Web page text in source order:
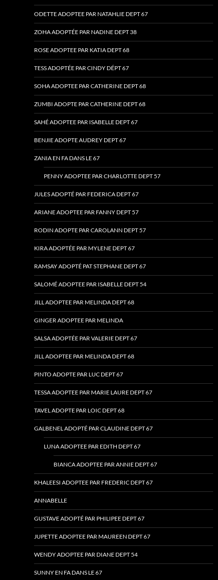
ODETTE ADOPTEE PAR NATAHLIE DEPT 67
ZOHA ADOPTÉE PAR NADINE DEPT 38
ROSE ADOPTEE PAR KATIA DEPT 68
TESS ADOPTÉE PAR CINDY DÉPT 67
SOHA ADOPTEE PAR CATHERINE DEPT 68
ZUMBI ADOPTE PAR CATHERINE DEPT 68
SAHÉ ADOPTEE PAR ISABELLE DEPT 67
BENJIE ADOPTE AUDREY DEPT 67
ZANIA EN FA DANS LE 67
PENNY ADOPTEE PAR CHARLOTTE DEPT 57
JULES ADOPTÉ PAR FEDERICA DEPT 67
ARIANE ADOPTEE PAR FANNY DEPT 57
RODIN ADOPTE PAR CAROLANN DEPT 57
KIRA ADOPTÉE PAR MYLENE DEPT 67
RAMSAY ADOPTÉ PAT STEPHANE DEPT 67
SALOMÉ ADOPTEE PAR ISABELLE DEPT 54
JILL ADOPTEE PAR MELINDA DEPT 68
GINGER ADOPTEE PAR MELINDA
SALSA ADOPTÉE PAR VALERIE DEPT 67
JILL ADOPTEE PAR MELINDA DEPT 68
PINTO ADOPTE PAR LUC DEPT 67
TESSA ADOPTEE PAR MARIE LAURE DEPT 67
TAVEL ADOPTE PAR LOIC DEPT 68
GALBENEL ADOPTÉ PAR CLAUDINE DEPT 67
LUNA ADOPTEE PAR EDITH DEPT 67
BIANCA ADOPTEE PAR ANNIE DEPT 67
KHALEESI ADOPTEE PAR FREDERIC DEPT 67
ANNABELLE
GUSTAVE ADOPTÉ PAR PHILIPEE DEPT 67
JUPETTE ADOPTEE PAR MAUREEN DEPT 67
WENDY ADOPTEE PAR DIANE DEPT 54
SUNNY EN FA DANS LE 67